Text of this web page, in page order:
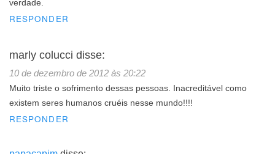
verdade.
RESPONDER
marly colucci disse:
10 de dezembro de 2012 às 20:22
Muito triste o sofrimento dessas pessoas. Inacreditável como
existem seres humanos cruéis nesse mundo!!!!
RESPONDER